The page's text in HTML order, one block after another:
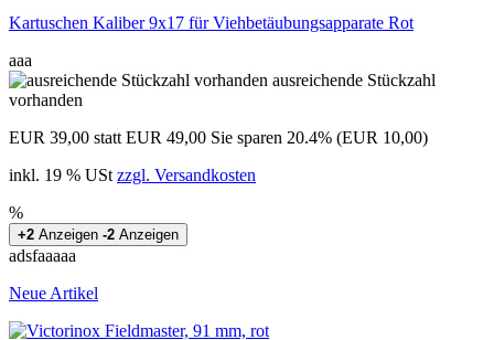
Kartuschen Kaliber 9x17 für Viehbetäubungsapparate Rot
aaa
ausreichende Stückzahl
vorhanden
EUR 39,00 statt EUR 49,00 Sie sparen 20.4% (EUR 10,00)
inkl. 19 % USt zzgl. Versandkosten
%
+2 Anzeigen -2 Anzeigen
adsfaaaaa
Neue Artikel